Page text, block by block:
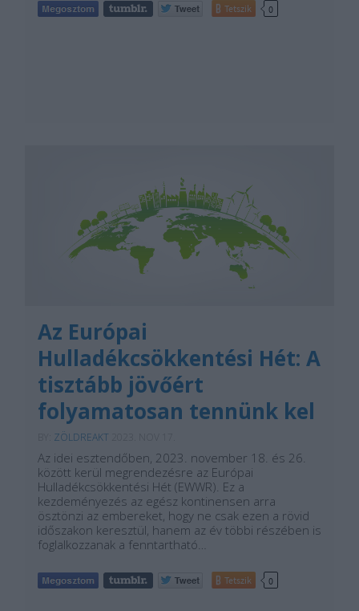
Tetszik 0
Az Európai
Hulladékcsökkentési Hét: A
tisztább jövőért
folyamatosan tennünk kel
ZÖLDREAKT
Az idei esztendőben, 2023. november 18. és 26.
között kerül megrendezésre az Európai
Hulladékcsökkentési Hét (EWWR). Ez a
kezdeményezés az egész kontinensen arra
ösztönzi az embereket, hogy ne csak ezen a rövid
időszakon keresztül, hanem az év többi részében is
foglalkozzanak a fenntartható…
Tetszik 0